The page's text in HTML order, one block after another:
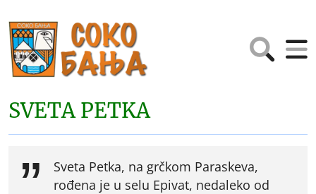
SVETA PETKA
Sveta Petka, na grčkom Paraskeva,
rođena je u selu Epivat, nedaleko od